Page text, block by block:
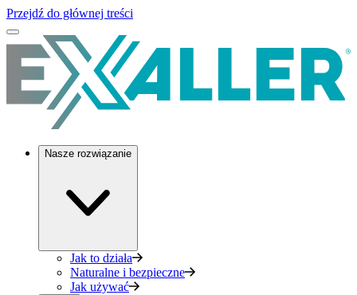
Przejdź do głównej treści
Nasze rozwiązanie
Jak to działa
Naturalne i bezpieczne
Jak używać